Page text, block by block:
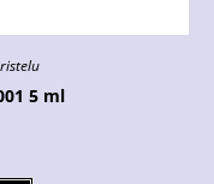
5 ml